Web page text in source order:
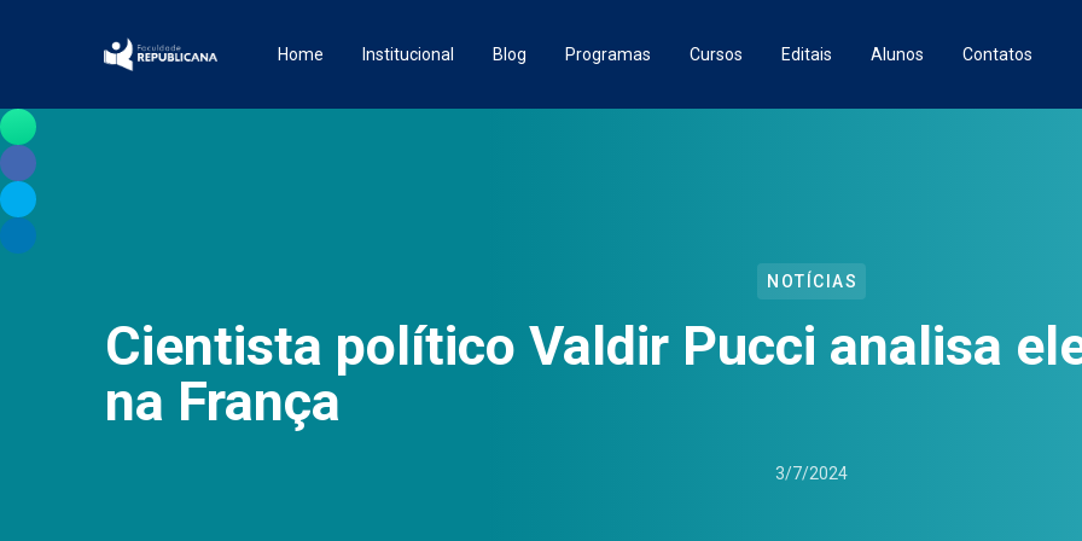
Home Institucional Blog Programas Cursos Editais Alunos Contatos
NOTÍCIAS
Cientista político Valdir Pucci analisa
na França
3/7/2024